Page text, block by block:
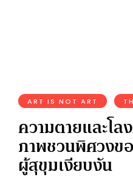
ART IS NOT ART
ความตายและโล
ภาพชวนพิศวงข
ผู้สุขุมเงียบงัน